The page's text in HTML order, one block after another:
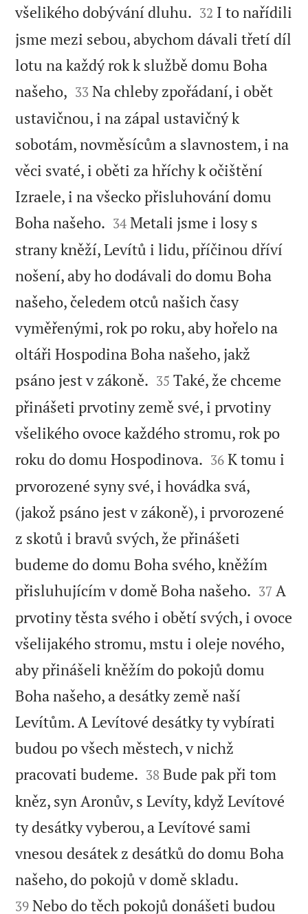
všelikého dobývání dluhu. 

32 I to nařídili
jsme mezi sebou, abychom dávali třetí díl
lotu na každý rok k službě domu Boha
našeho, 

33 Na chleby zpořádaní, i obět
ustavičnou, i na zápal ustavičný k
sobotám, novměsícům a slavnostem, i na
věci svaté, i oběti za hříchy k očištění
Izraele, i na všecko přisluhování domu
Boha našeho. 

34 Metali jsme i losy s
strany kněží, Levítů i lidu, příčinou dříví
nošení, aby ho dodávali do domu Boha
našeho, čeledem otců našich časy
vyměřenými, rok po roku, aby hořelo na
oltáři Hospodina Boha našeho, jakž
psáno jest v zákoně. 

35 Také, že chceme
přinášeti prvotiny země své, i prvotiny
všelikého ovoce každého stromu, rok po
roku do domu Hospodinova. 

36 K tomu i
prvorozené syny své, i hovádka svá,
(jakož psáno jest v zákoně), i prvorozené
z skotů i bravů svých, že přinášeti
budeme do domu Boha svého, kněžím
přisluhujícím v domě Boha našeho. 

37 A
prvotiny těsta svého i obětí svých, i ovoce
všelijakého stromu, mstu i oleje nového,
aby přinášeli kněžím do pokojů domu
Boha našeho, a desátky země naší
Levítům. A Levítové desátky ty vybírati
budou po všech městech, v nichž
pracovati budeme. 

38 Bude pak při tom
kněz, syn Aronův, s Levíty, když Levítové
ty desátky vyberou, a Levítové sami
vnesou desátek z desátků do domu Boha
našeho, do pokojů v domě skladu.
39 Nebo do těch pokojů donášeti budou